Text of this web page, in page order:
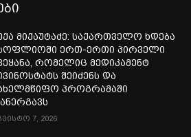
მიქაუტაძე: საქართველო ხდება
ერთ-ერთი პირველი
რომელიც მედიკამენტ
შეიძენს და
პროგრამაში
7, 2026